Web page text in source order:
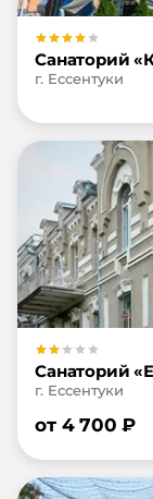
Санаторий
г. Ессентуки
Санаторий
г. Ессентуки
от 4 700 ₽